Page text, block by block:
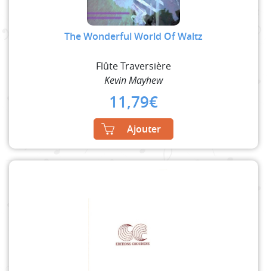
The Wonderful World Of Waltz
Flûte Traversière
Kevin Mayhew
11,79€
Ajouter